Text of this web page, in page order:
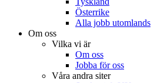
Österrike
Alla jobb utomlands
Om oss
Vilka vi är
Om oss
Jobba för oss
Våra andra siter